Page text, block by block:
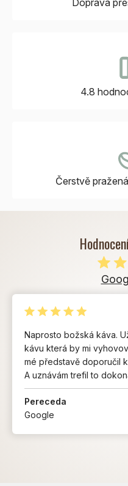
Doprava
4.8
Čerstvě
Naprosto božská káva.
kávu která by mi
mé představě doporučil
A uznávám trefil to
Pereceda
Google